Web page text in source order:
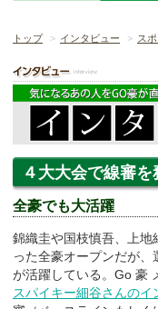
トップ インタビュー ス
４大大会で線審
全豪でも大活躍
錦織圭や国枝慎吾、上地
った全豪オープンだが
が活躍している。Go 豪
スパイキー細谷さんのイ